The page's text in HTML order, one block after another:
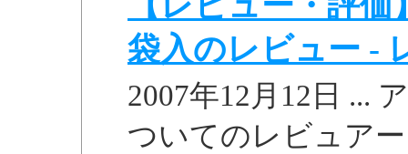
袋入のレビュー -
2007年12月12日 ...
ついてのレビュア